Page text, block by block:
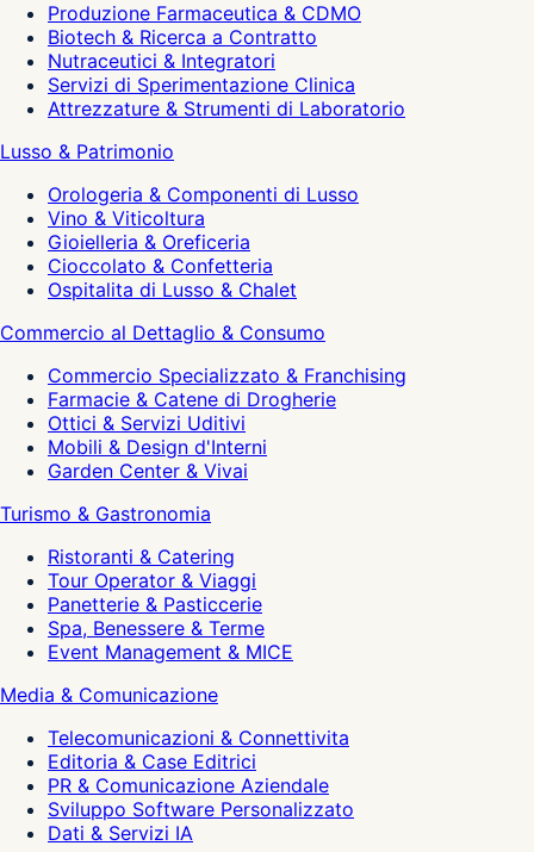
Produzione Farmaceutica & CDMO
Biotech & Ricerca a Contratto
Nutraceutici & Integratori
Servizi di Sperimentazione Clinica
Attrezzature & Strumenti di Laboratorio
Lusso & Patrimonio
Orologeria & Componenti di Lusso
Vino & Viticoltura
Gioielleria & Oreficeria
Cioccolato & Confetteria
Ospitalita di Lusso & Chalet
Commercio al Dettaglio & Consumo
Commercio Specializzato & Franchising
Farmacie & Catene di Drogherie
Ottici & Servizi Uditivi
Mobili & Design d'Interni
Garden Center & Vivai
Turismo & Gastronomia
Ristoranti & Catering
Tour Operator & Viaggi
Panetterie & Pasticcerie
Spa, Benessere & Terme
Event Management & MICE
Media & Comunicazione
Telecomunicazioni & Connettivita
Editoria & Case Editrici
PR & Comunicazione Aziendale
Sviluppo Software Personalizzato
Dati & Servizi IA